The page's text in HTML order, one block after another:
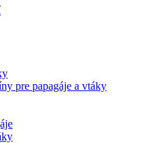
pre papagáje a vtáky